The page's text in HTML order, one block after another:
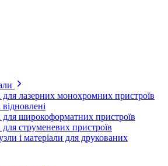
лазерних монохромних пристроїв
для широкоформатних пристроїв
струменевих пристроїв
і матеріали для друкованих